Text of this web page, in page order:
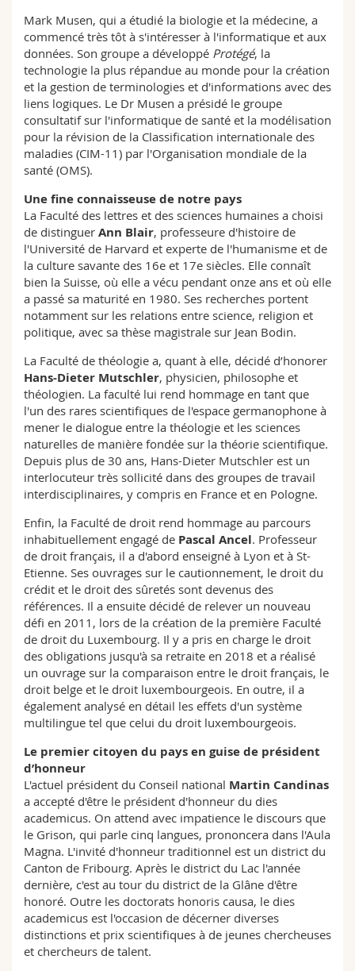
Mark Musen, qui a étudié la biologie et la médecine, a
commencé très tôt à s'intéresser à l'informatique et aux
données. Son groupe a développé Protégé, la
technologie la plus répandue au monde pour la création
et la gestion de terminologies et d'informations avec des
liens logiques. Le Dr Musen a présidé le groupe
consultatif sur l'informatique de santé et la modélisation
pour la révision de la Classification internationale des
maladies (CIM-11) par l'Organisation mondiale de la
santé (OMS).
Une fine connaisseuse de notre pays
La Faculté des lettres et des sciences humaines a choisi
de distinguer Ann Blair, professeure d'histoire de
l'Université de Harvard et experte de l'humanisme et de
la culture savante des 16e et 17e siècles. Elle connaît
bien la Suisse, où elle a vécu pendant onze ans et où elle
a passé sa maturité en 1980. Ses recherches portent
notamment sur les relations entre science, religion et
politique, avec sa thèse magistrale sur Jean Bodin.
La Faculté de théologie a, quant à elle, décidé d’honorer
Hans-Dieter Mutschler, physicien, philosophe et
théologien. La faculté lui rend hommage en tant que
l'un des rares scientifiques de l'espace germanophone à
mener le dialogue entre la théologie et les sciences
naturelles de manière fondée sur la théorie scientifique.
Depuis plus de 30 ans, Hans-Dieter Mutschler est un
interlocuteur très sollicité dans des groupes de travail
interdisciplinaires, y compris en France et en Pologne.
Enfin, la Faculté de droit rend hommage au parcours
inhabituellement engagé de Pascal Ancel. Professeur
de droit français, il a d'abord enseigné à Lyon et à St-
Etienne. Ses ouvrages sur le cautionnement, le droit du
crédit et le droit des sûretés sont devenus des
références. Il a ensuite décidé de relever un nouveau
défi en 2011, lors de la création de la première Faculté
de droit du Luxembourg. Il y a pris en charge le droit
des obligations jusqu'à sa retraite en 2018 et a réalisé
un ouvrage sur la comparaison entre le droit français, le
droit belge et le droit luxembourgeois. En outre, il a
également analysé en détail les effets d'un système
multilingue tel que celui du droit luxembourgeois.
Le premier citoyen du pays en guise de président
d’honneur
L'actuel président du Conseil national Martin Candinas
a accepté d'être le président d'honneur du dies
academicus. On attend avec impatience le discours que
le Grison, qui parle cinq langues, prononcera dans l'Aula
Magna. L'invité d'honneur traditionnel est un district du
Canton de Fribourg. Après le district du Lac l'année
dernière, c'est au tour du district de la Glâne d'être
honoré. Outre les doctorats honoris causa, le dies
academicus est l'occasion de décerner diverses
distinctions et prix scientifiques à de jeunes chercheuses
et chercheurs de talent.